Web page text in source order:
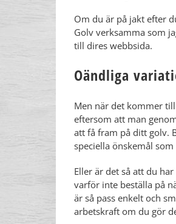
Om du är på jakt efter
Golv verksamma som
till dires webbsida.
Oändliga
Men när det kommer
eftersom att man
att få fram på ditt golv.
speciella önskemål
​​Eller är det så att du
varför inte beställa på
är så pass enkelt och
arbetskraft om du gör